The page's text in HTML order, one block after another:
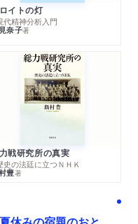
イトの灯
代精神分析入門
奈子著
戦研究所の真実
史の法廷に立つＮＨＫ
豊著